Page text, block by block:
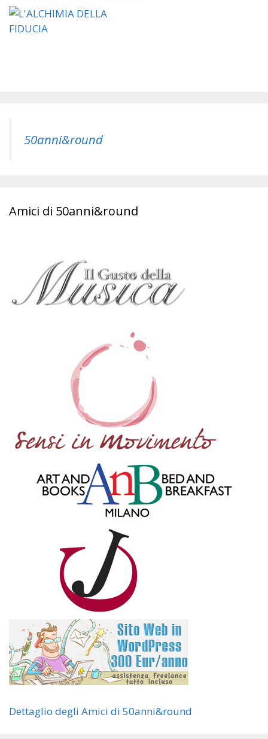
50anni&round
Amici di 50anni&round
Dettaglio degli Amici di 50anni&round